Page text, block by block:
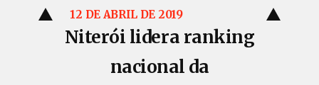
12 DE ABRIL DE 2019
Niterói lidera ranking
nacional da